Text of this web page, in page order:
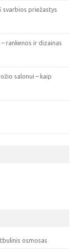
svarbios priežastys
rankenos ir dizainas
salonui – kaip
osmosas